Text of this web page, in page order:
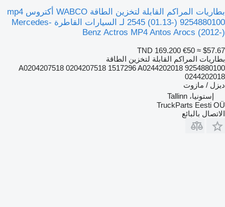
بطاريات المراكم القابلة لتخزين الطاقة WABCO أكتروس mp4
2545 (01.13-) 9254880100 لـ السيارات القاطرة Mercedes-
Benz Actros MP4 Antos Arocs (2012-)
TND 169.200 €50 ≈ $57.67
بطاريات المراكم القابلة لتخزين الطاقة
9254880100 A0204207518 0204207518 1517296 A0244202018
0244202018
ديزل / مازوت
إستونيا، Tallinn
TruckParts Eesti OÜ
الاتصال بالبائع